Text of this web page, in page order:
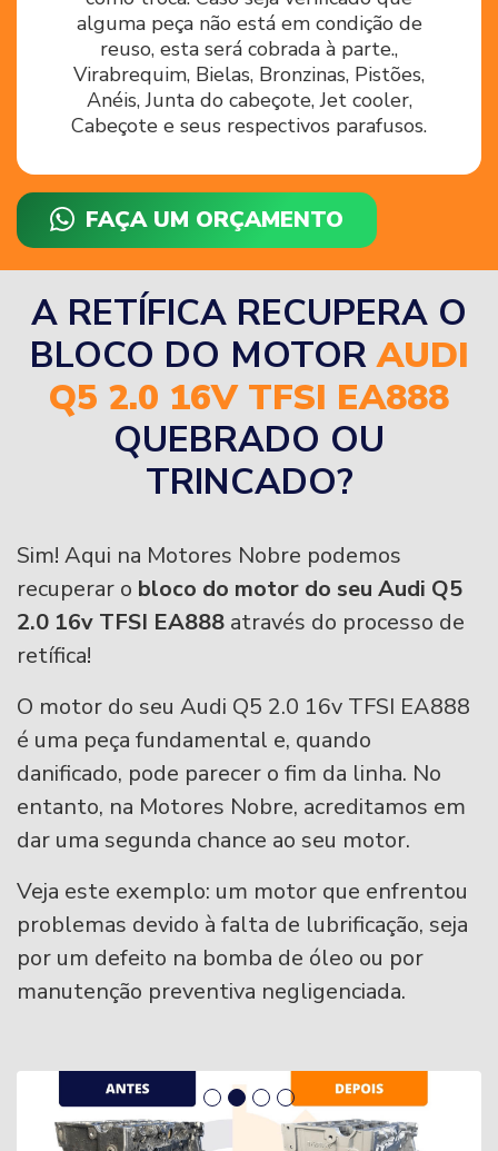
alguma peça não está em condição de
reuso, esta será cobrada à parte.,
Virabrequim, Bielas, Bronzinas, Pistões,
Anéis, Junta do cabeçote, Jet cooler,
Cabeçote e seus respectivos parafusos.
FAÇA UM ORÇAMENTO
A RETÍFICA RECUPERA O
BLOCO DO MOTORAUDI
Q5 2.0 16V TFSI EA888
QUEBRADO OU
TRINCADO?
Sim! Aqui na Motores Nobre podemos
recuperar o bloco do motor do seu Audi Q5
2.0 16v TFSI EA888 através do processo de
retífica!
O motor do seu Audi Q5 2.0 16v TFSI EA888
é uma peça fundamental e, quando
danificado, pode parecer o fim da linha. No
entanto, na Motores Nobre, acreditamos em
dar uma segunda chance ao seu motor.
Veja este exemplo: um motor que enfrentou
problemas devido à falta de lubrificação, seja
por um defeito na bomba de óleo ou por
manutenção preventiva negligenciada.